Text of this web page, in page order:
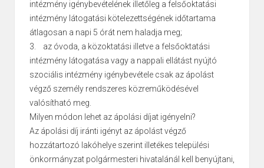
intézmény igénybevételének illetőleg a felsőoktatási
intézmény látogatási kötelezettségének időtartama
átlagosan a napi 5 órát nem haladja meg;
3. az óvoda, a közoktatási illetve a felsőoktatási
intézmény látogatása vagy a nappali ellátást nyújtó
szociális intézmény igénybevétele csak az ápolást
végző személy rendszeres közreműködésével
valósítható meg.
Milyen módon lehet az ápolási díjat igényelni?
Az ápolási díj iránti igényt az ápolást végző
hozzátartozó lakóhelye szerint illetékes települési
önkormányzat polgármesteri hivatalánál kell benyújtani,